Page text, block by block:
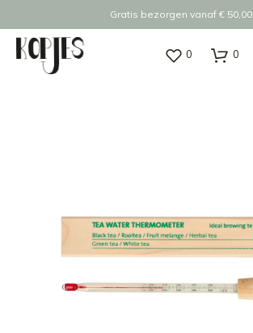
Gratis bezorgen vanaf € 50,00
0 0